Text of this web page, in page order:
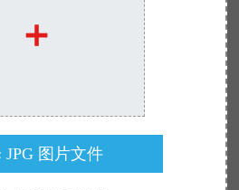
JPG 图片文件